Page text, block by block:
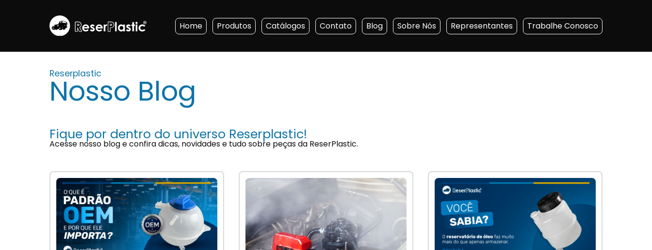
Home Produtos Catálogos Contato Blog Sobre Nós Representantes Trabalhe Conosco
Reserplastic
Nosso Blog
Fique por dentro do universo Reserplastic!
Acesse nosso blog e confira dicas, novidades e tudo sobre peças da ReserPlastic.